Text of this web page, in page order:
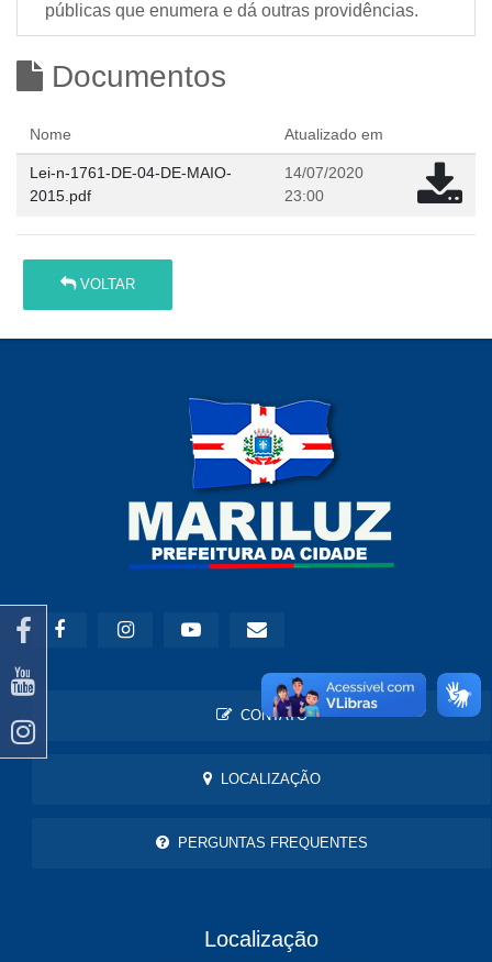
públicas que enumera e dá outras providências.
Documentos
Nome Atualizado em
Lei-n-1761-DE-04-DE-MAIO-
2015.pdf
14/07/2020
23:00
VOLTAR
CONTATO
LOCALIZAÇÃO
PERGUNTAS FREQUENTES
Localização